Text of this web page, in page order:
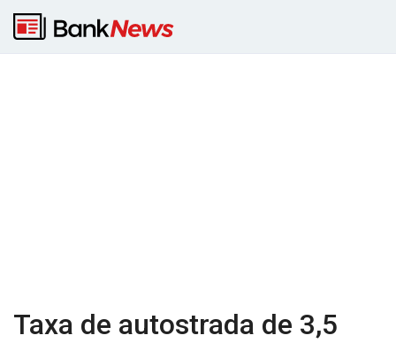
Taxa de autostrada de 3,5